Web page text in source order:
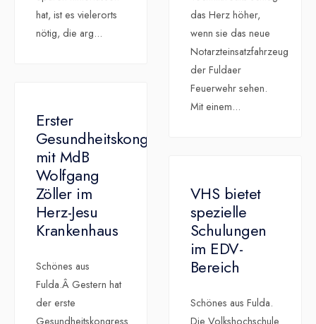
hat, ist es vielerorts
nötig, die arg...
das Herz höher,
wenn sie das neue
Notarzteinsatzfahrzeug
der Fuldaer
Feuerwehr sehen.
Mit einem...
Erster
Gesundheitskongress
mit MdB
Wolfgang
Zöller im
Herz-Jesu
Krankenhaus
Schönes aus
Fulda.Â Gestern hat
der erste
VHS bietet
spezielle
Schulungen
im EDV-
Bereich
Schönes aus Fulda.